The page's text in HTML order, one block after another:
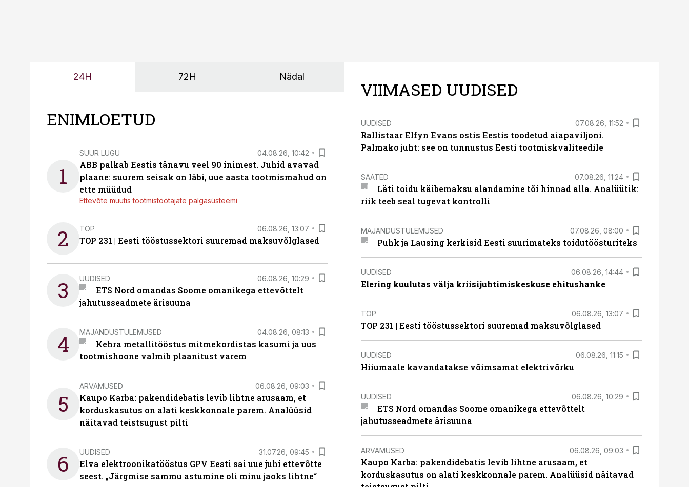
24H 72H Nädal
ENIMLOETUD
1
SUUR LUGU 04.08.26, 10:42
ABB palkab Eestis tänavu veel 90 inimest. Juhid avavad
plaane: suurem seisak on läbi, uue aasta tootmismahud on
ette müüdud
Ettevõte muutis tootmistöötajate palgasüsteemi
2 TOP 06.08.26, 13:07
TOP 231 | Eesti tööstussektori suuremad maksuvõlglased
3 UUDISED 06.08.26, 10:29
ETS Nord omandas Soome omanikega ettevõttelt
jahutusseadmete ärisuuna
4 MAJANDUSTULEMUSED 04.08.26, 08:13
Kehra metallitööstus mitmekordistas kasumi ja uus
tootmishoone valmib plaanitust varem
5
ARVAMUSED 06.08.26, 09:03
Kaupo Karba: pakendidebatis levib lihtne arusaam, et
korduskasutus on alati keskkonnale parem. Analüüsid
näitavad teistsugust pilti
6 UUDISED 31.07.26, 09:45
Elva elektroonikatööstus GPV Eesti sai uue juhi ettevõtte
seest. „Järgmise sammu astumine oli minu jaoks lihtne“
VIIMASED UUDISED
UUDISED 07.08.26, 11:52
Rallistaar Elfyn Evans ostis Eestis toodetud aiapaviljoni.
Palmako juht: see on tunnustus Eesti tootmiskvaliteedile
SAATED 07.08.26, 11:24
Läti toidu käibemaksu alandamine tõi hinnad alla. Analüütik:
riik teeb seal tugevat kontrolli
MAJANDUSTULEMUSED 07.08.26, 08:00
Puhk ja Lausing kerkisid Eesti suurimateks toidutöösturiteks
UUDISED 06.08.26, 14:44
Elering kuulutas välja kriisijuhtimiskeskuse ehitushanke
TOP 06.08.26, 13:07
TOP 231 | Eesti tööstussektori suuremad maksuvõlglased
UUDISED 06.08.26, 11:15
Hiiumaale kavandatakse võimsamat elektrivõrku
UUDISED 06.08.26, 10:29
ETS Nord omandas Soome omanikega ettevõttelt
jahutusseadmete ärisuuna
ARVAMUSED 06.08.26, 09:03
Kaupo Karba: pakendidebatis levib lihtne arusaam, et
korduskasutus on alati keskkonnale parem. Analüüsid näitavad